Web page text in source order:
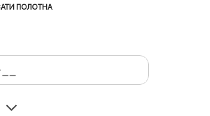
ПОЛОТНА